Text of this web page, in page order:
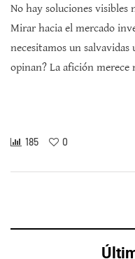
No hay soluciones visibles
Mirar hacia el mercado
necesitamos un
opinan? La afición merece
185 0